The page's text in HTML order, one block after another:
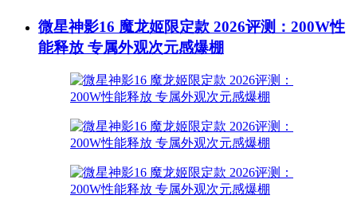
微星神影16 魔龙姬限定款 2026评测：200W性
能释放 专属外观次元感爆棚